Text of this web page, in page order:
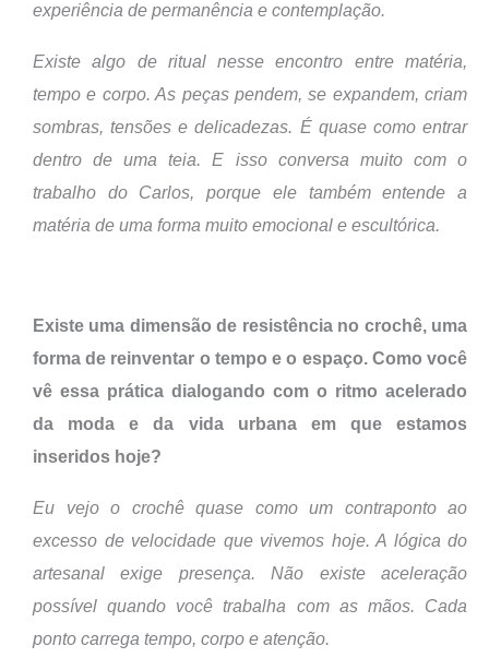
experiência de permanência e contemplação.
Existe algo de ritual nesse encontro entre matéria,
tempo e corpo. As peças pendem, se expandem, criam
sombras, tensões e delicadezas. É quase como entrar
dentro de uma teia. E isso conversa muito com o
trabalho do Carlos, porque ele também entende a
matéria de uma forma muito emocional e escultórica.
Existe uma dimensão de resistência no crochê, uma
forma de reinventar o tempo e o espaço. Como você
vê essa prática dialogando com o ritmo acelerado
da moda e da vida urbana em que estamos
inseridos hoje?
Eu vejo o crochê quase como um contraponto ao
excesso de velocidade que vivemos hoje. A lógica do
artesanal exige presença. Não existe aceleração
possível quando você trabalha com as mãos. Cada
ponto carrega tempo, corpo e atenção.